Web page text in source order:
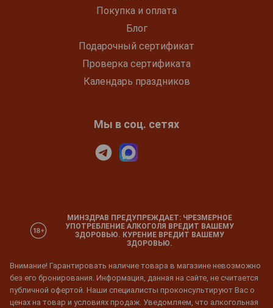
Покупка и оплата
Блог
Подарочный сертификат
Проверка сертификата
Календарь праздников
Мы в соц. сетях
МИНЗДРАВ ПРЕДУПРЕЖДАЕТ: ЧРЕЗМЕРНОЕ
УПОТРЕБЛЕНИЕ АЛКОГОЛЯ ВРЕДИТ ВАШЕМУ
ЗДОРОВЬЮ. КУРЕНИЕ ВРЕДИТ ВАШЕМУ
ЗДОРОВЬЮ.
Внимание! Гарантировать наличие товара в магазине невозможно
без его бронирования. Информация, данная на сайте, не считается
публичной офертой. Наши специалисты проконсультируют Вас о
ценах на товар и условиях продаж. Уведомляем, что алкогольная